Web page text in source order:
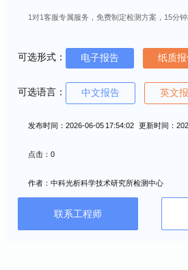
1对1客服专属服务，免费制定检测方案，15分
可选形式： 电子报告 纸质
可选语言： 中文报告 英文
发布时间：2026-06-05 17:54:02 更新时间：
点击：0
作者：中科光析科学技术研究所检测中心
联系工程师